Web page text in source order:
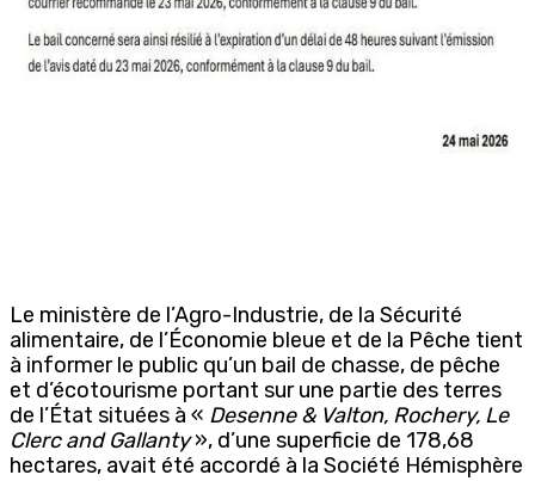
Le ministère de l’Agro-Industrie, de la Sécurité
alimentaire, de l’Économie bleue et de la Pêche tient
à informer le public qu’un bail de chasse, de pêche
et d’écotourisme portant sur une partie des terres
de l’État situées à « Desenne & Valton, Rochery, Le
Clerc and Gallanty», d’une superficie de 178,68
hectares, avait été accordé à la Société Hémisphère